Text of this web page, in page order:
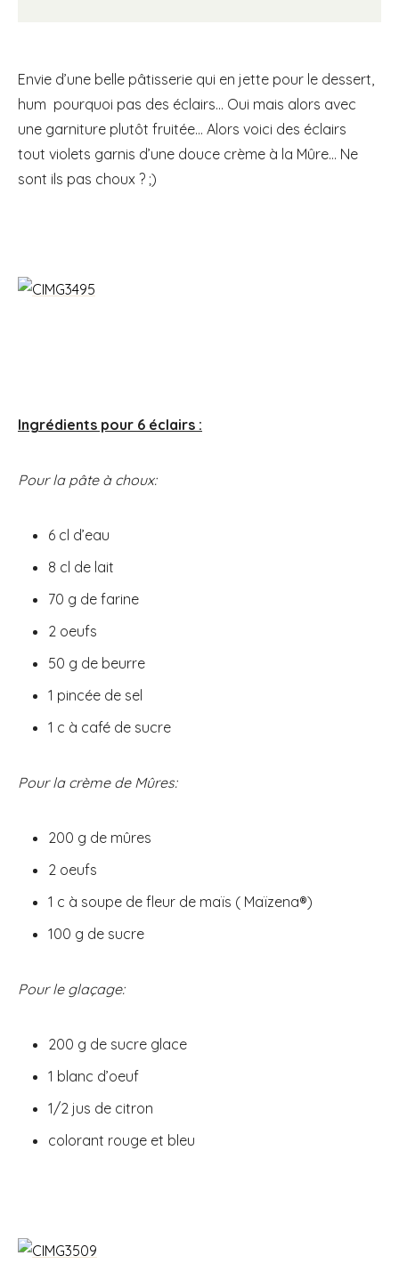
Envie d’une belle pâtisserie qui en jette pour le dessert,
hum pourquoi pas des éclairs… Oui mais alors avec
une garniture plutôt fruitée… Alors voici des éclairs
tout violets garnis d’une douce crème à la Mûre… Ne
sont ils pas choux ? ;)
Ingrédients pour 6 éclairs :
Pour la pâte à choux:
6 cl d’eau
8 cl de lait
70 g de farine
2 oeufs
50 g de beurre
1 pincée de sel
1 c à café de sucre
Pour la crème de Mûres:
200 g de mûres
2 oeufs
1 c à soupe de fleur de maïs ( Maïzena®)
100 g de sucre
Pour le glaçage:
200 g de sucre glace
1 blanc d’oeuf
1/2 jus de citron
colorant rouge et bleu